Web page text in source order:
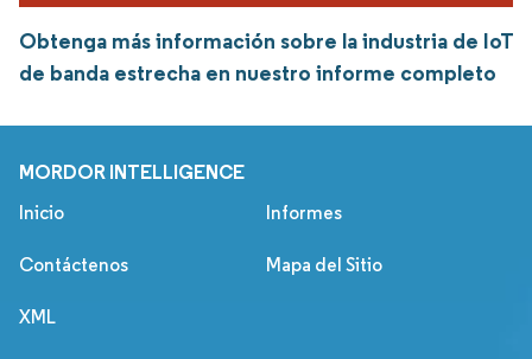
Obtenga más información sobre la industria de IoT
de banda estrecha en nuestro informe completo
MORDOR INTELLIGENCE
Inicio Informes
Contáctenos Mapa del Sitio
XML